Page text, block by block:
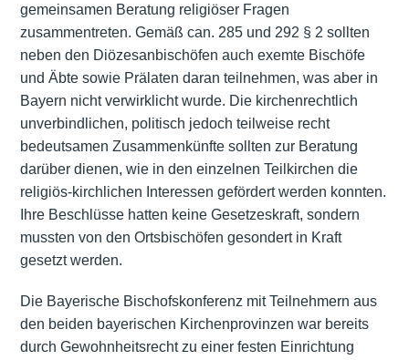
gemeinsamen Beratung religiöser Fragen
zusammentreten. Gemäß can. 285 und 292 § 2 sollten
neben den Diözesanbischöfen auch exemte Bischöfe
und Äbte sowie Prälaten daran teilnehmen, was aber in
Bayern nicht verwirklicht wurde. Die kirchenrechtlich
unverbindlichen, politisch jedoch teilweise recht
bedeutsamen Zusammenkünfte sollten zur Beratung
darüber dienen, wie in den einzelnen Teilkirchen die
religiös-kirchlichen Interessen gefördert werden konnten.
Ihre Beschlüsse hatten keine Gesetzeskraft, sondern
mussten von den Ortsbischöfen gesondert in Kraft
gesetzt werden.
Die Bayerische Bischofskonferenz mit Teilnehmern aus
den beiden bayerischen Kirchenprovinzen war bereits
durch Gewohnheitsrecht zu einer festen Einrichtung